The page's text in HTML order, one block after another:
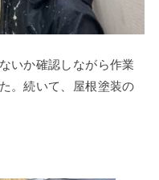
いか確認しながら作業
。続いて、屋根塗装の